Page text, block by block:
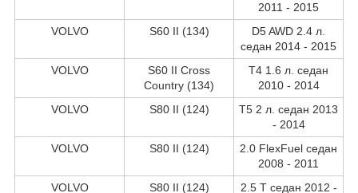
2011 - 2015
VOLVO
S60 II (134)
D5 AWD 2.4 л.
седан 2014 - 2015
VOLVO
S60 II Cross
Country (134)
T4 1.6 л. седан
2010 - 2014
VOLVO
S80 II (124)
T5 2 л. седан 2013
- 2014
VOLVO
S80 II (124)
2.0 FlexFuel седан
2008 - 2011
VOLVO
S80 II (124)
2.5 T седан 2012 -